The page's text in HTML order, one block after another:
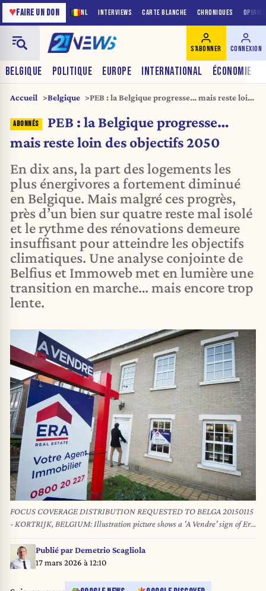
NL INTERVIEWS CARTE BLANCHE CHRONIQUES
♥FAIRE UN DON
BELGIQUE POLITIQUE EUROPE INTERNATIONAL ÉCONOMIE
S'ABONNER CONNEXION
Accueil Belgique
PEB : la Belgique progresse… mais reste loin
PEB : la Belgique progresse…
mais reste loin des objectifs 2050
En dix ans, la part des logements les
plus énergivores a fortement diminué
en Belgique. Mais malgré ces progrès,
près d’un bien sur quatre reste mal isolé
et le rythme des rénovations demeure
insuffisant pour atteindre les objectifs
climatiques. Une analyse conjointe de
Belfius et Immoweb met en lumière une
transition en marche… mais encore trop
lente.
FOCUS COVERAGE DISTRIBUTION REQUESTED TO BELGA 20150115
- KORTRIJK, BELGIUM: Illustration picture shows a 'A Vendre' sign of Era
real estate company on a house in Kortrijk, Thursday 15 January 2015.
BELGA PHOTO BENOIT DOPPAGNE
Publié parDemetrio Scagliola
17 mars 2026 à 12:10